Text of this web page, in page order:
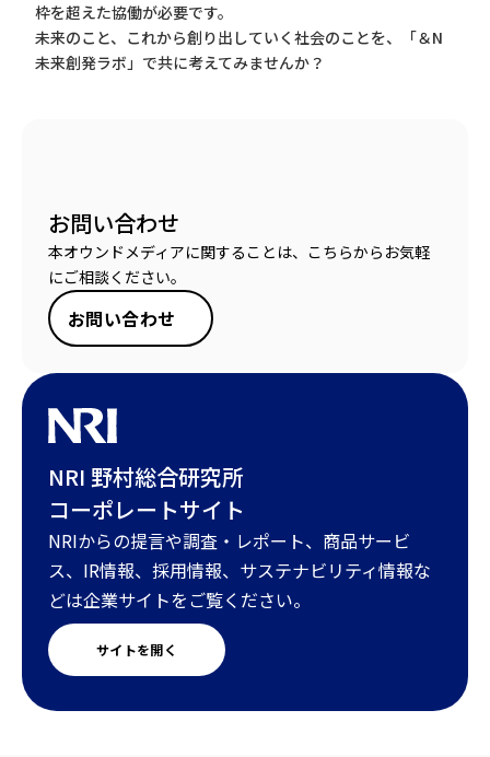
枠を超えた協働が必要です。
未来のこと、これから創り出していく社会のことを、「＆N
未来創発ラボ」で共に考えてみませんか？
お問い合わせ
本オウンドメディアに関することは、こちらからお気軽
にご相談ください。
お問い合わせ
NRI 野村総合研究所
コーポレートサイト
NRIからの提言や調査・レポート、商品サービ
ス、IR情報、採用情報、サステナビリティ情報な
どは企業サイトをご覧ください。
サイトを開く